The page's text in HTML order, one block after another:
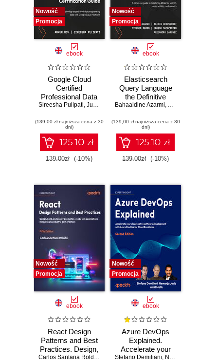
Nowość
Promocja
ebook
Google Cloud
Certified
Professional Data
Engineer
Get certified and
develop expert-
level data
engineering skills
with Google Cloud
Sireesha Pulipati, Juan Carlos Escalante Soto
(139,00 zł najniższa cena z 30
dni)
125.10 zł
139.00zł (-10%)
Nowość
Promocja
ebook
Elasticsearch
Query Language
the Definitive
Guide. A hands-on
ESQL for search,
observability, and
security
Bahaaldine Azarmi, Alexis Charveriat
(139,00 zł najniższa cena z 30
dni)
125.10 zł
139.00zł (-10%)
Nowość
Promocja
ebook
React Design
Patterns and Best
Practices. Design,
build, and deployCarlos Santana Roldán
Nowość
Promocja
ebook
Azure DevOps
Explained.
Accelerate your
cloud-native
Stefano Demiliani, Nemanja Jovic